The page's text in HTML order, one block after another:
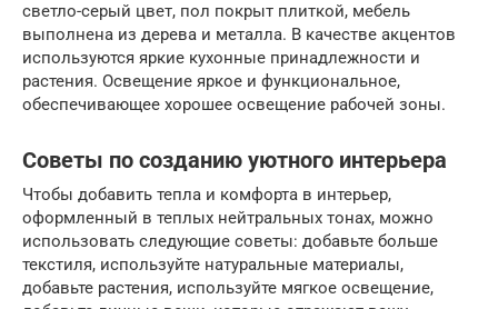
светло-серый цвет, пол покрыт плиткой, мебель
выполнена из дерева и металла. В качестве акцентов
используются яркие кухонные принадлежности и
растения. Освещение яркое и функциональное,
обеспечивающее хорошее освещение рабочей зоны.
Советы по созданию уютного интерьера
Чтобы добавить тепла и комфорта в интерьер,
оформленный в теплых нейтральных тонах, можно
использовать следующие советы: добавьте больше
текстиля, используйте натуральные материалы,
добавьте растения, используйте мягкое освещение,